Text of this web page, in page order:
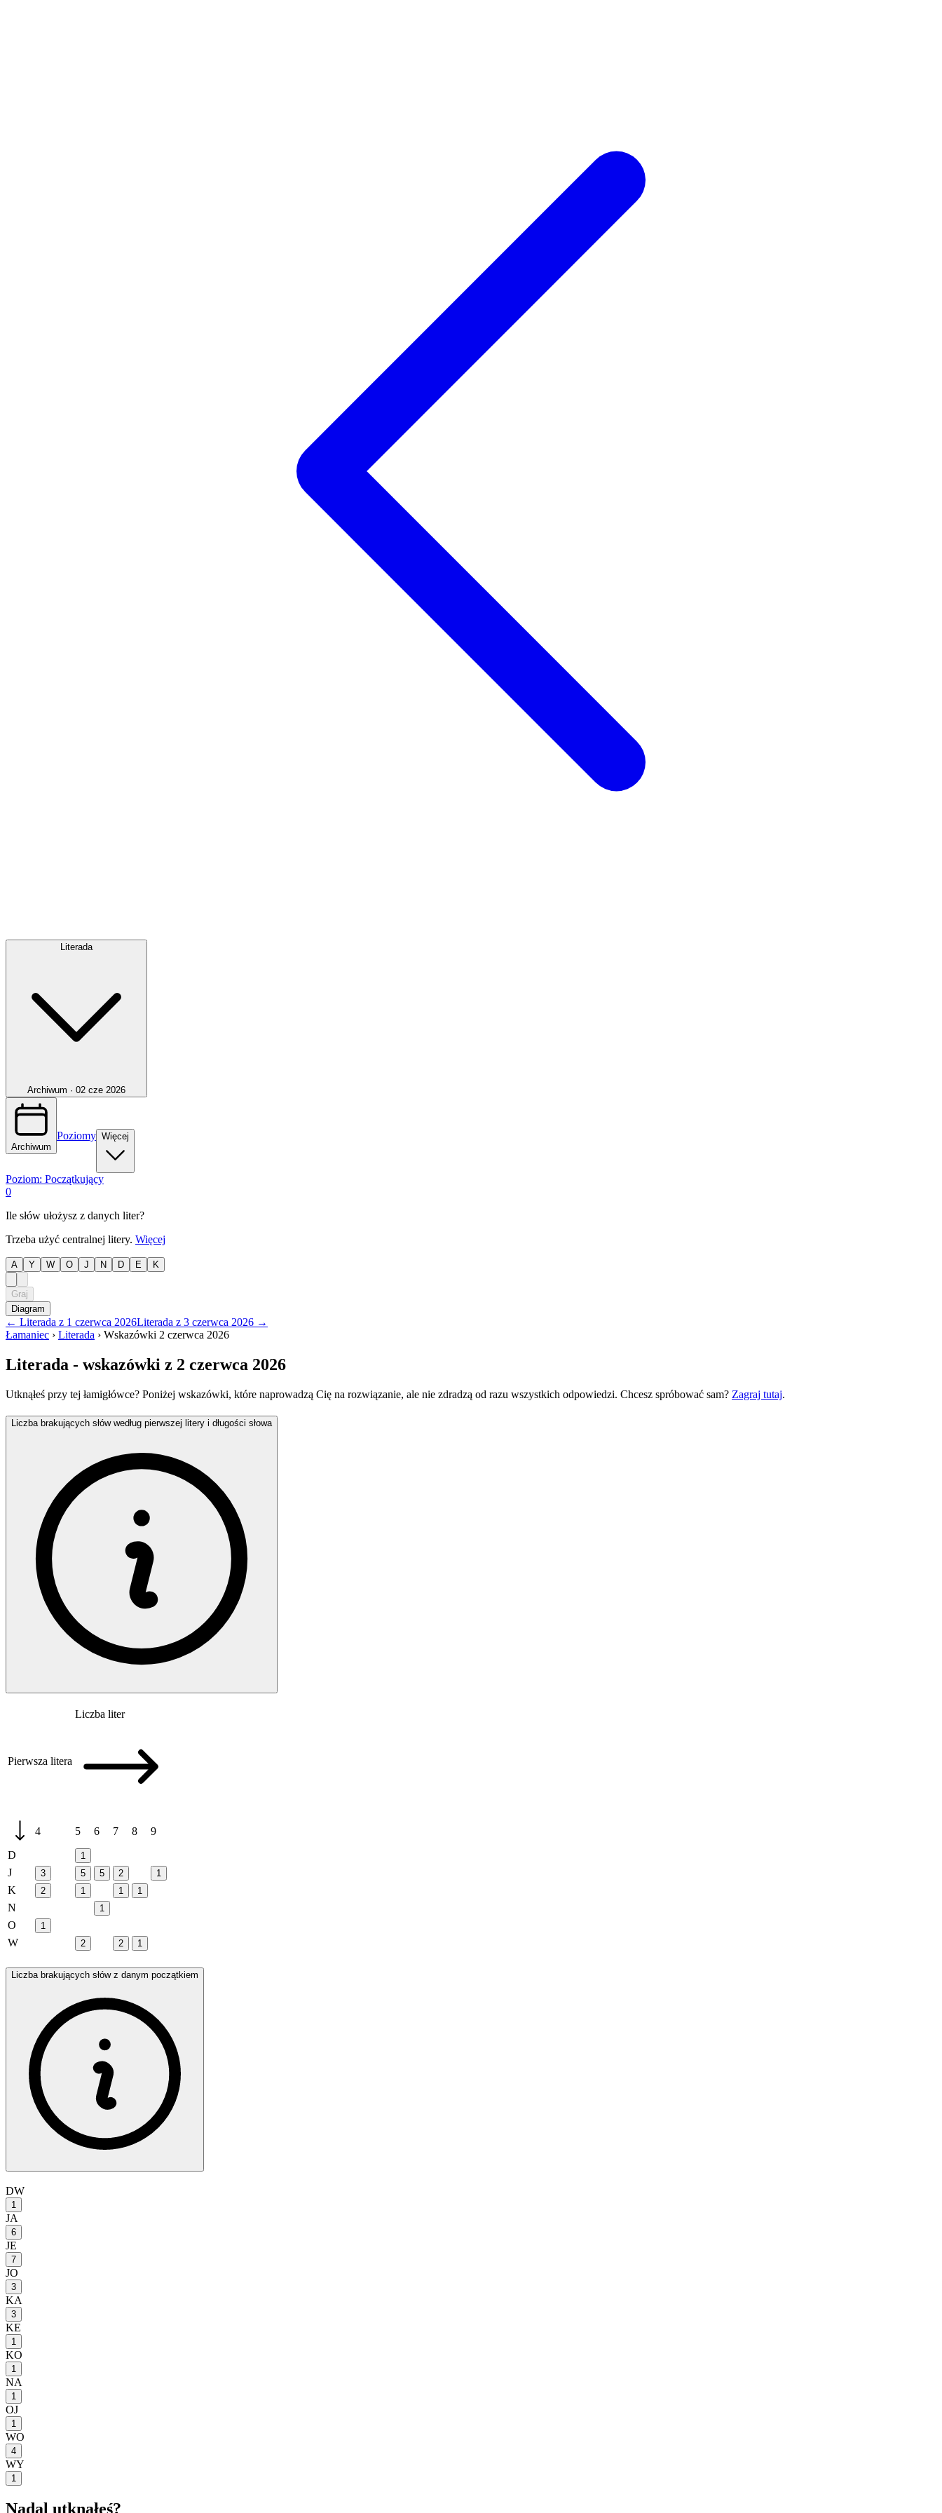
Literada
Archiwum · 02 cze 2026
Archiwum
Poziomy Więcej
Poziom: Początkujący
0
Ile słów ułożysz z danych liter?
Trzeba użyć centralnej litery. Więcej
A Y W O J N D E K
Graj
Diagram
← Literada z 1 czerwca 2026Literada z 3 czerwca 2026 →
Łamaniec › Literada › Wskazówki 2 czerwca 2026
Literada - wskazówki z 2 czerwca 2026
Utknąłeś przy tej łamigłówce? Poniżej wskazówki, które naprowadzą Cię na rozwiązanie, ale nie zdradzą od razu wszystkich odpowiedzi. Chcesz spróbować sam? Zagraj tutaj.
Liczba brakujących słów według pierwszej litery i długości słowa
Pierwsza litera
Liczba liter
4 5 6 7 8
9
D
1
J 3 5 5 2 1
K 2 1 1 1
N 1
O 1
W 2 2 1
Liczba brakujących słów z danym początkiem
DW
1
JA
6
JE
7
JO
3
KA
3
KE
1
KO
1
NA
1
OJ
1
WO
4
WY
1
Nadal utknąłeś?